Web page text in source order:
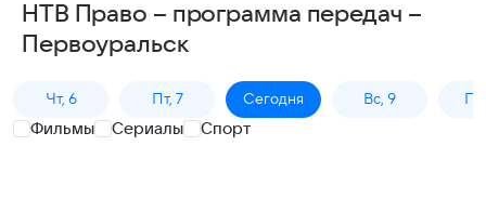
НТВ Право – программа передач –
Первоуральск
Чт, 6 Пт, 7 Сегодня Вс, 9
Фильмы Сериалы Спорт